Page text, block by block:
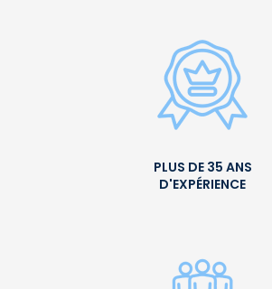
PLUS DE 35 ANS
D'EXPÉRIENCE